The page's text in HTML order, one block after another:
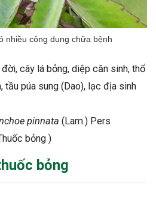
nhiều công dụng chữa bệnh
đời, cây lá bỏng, diệp căn sinh, thổ
tầu púa sung (Dao), lạc địa sinh
pinnata (Lam.) Pers
bỏng )
bỏng